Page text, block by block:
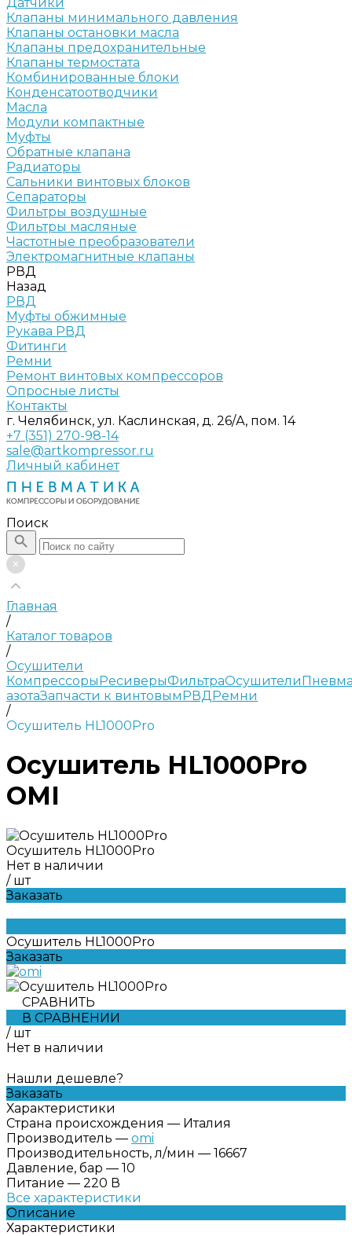
Клапаны минимального давления
Клапаны остановки масла
Клапаны предохранительные
Клапаны термостата
Комбинированные блоки
Конденсатоотводчики
Масла
Модули компактные
Муфты
Обратные клапана
Радиаторы
Сальники винтовых блоков
Сепараторы
Фильтры воздушные
Фильтры масляные
Частотные преобразователи
Электромагнитные клапаны
РВД
Назад
РВД
Муфты обжимные
Рукава РВД
Фитинги
Ремни
Ремонт винтовых компрессоров
Опросные листы
Контакты
г. Челябинск, ул. Каслинская, д. 26/А, пом. 14
+7 (351) 270-98-14
sale@artkompressor.ru
Личный кабинет
Поиск
Главная
/
Каталог товаров
/
Осушители
КомпрессорыРесиверыФильтраОсушители
азотаЗапчасти к винтовымРВДРемни
/
Осушитель HL1000Pro
Осушитель HL1000Pro
OMI
Осушитель HL1000Pro
Нет в наличии
/ шт
Заказать
Осушитель HL1000Pro
Заказать
СРАВНИТЬ
В СРАВНЕНИИ
/ шт
Нет в наличии
Нашли дешевле?
Заказать
Характеристики
Страна происхождения — Италия
Производитель — omi
Производительность, л/мин — 16667
Давление, бар — 10
Питание — 220 В
Все характеристики
Описание
Характеристики